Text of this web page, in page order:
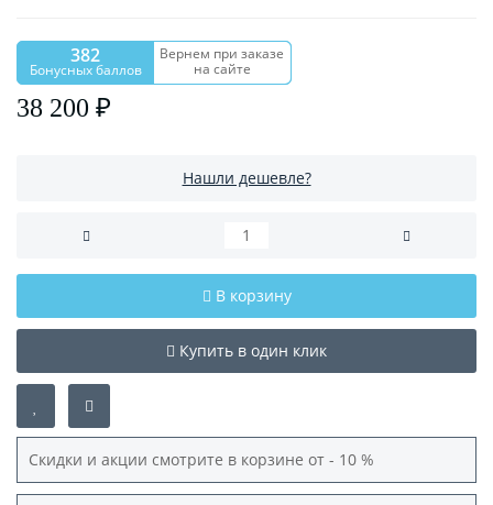
382
Бонусных баллов
Вернем при заказе
на сайте
38 200 ₽
Нашли дешевле?
В корзину
Купить в один клик
Скидки и акции смотрите в корзине от - 10 %